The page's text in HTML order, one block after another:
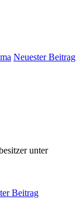
Neuester Beitrag
unter
Beitrag